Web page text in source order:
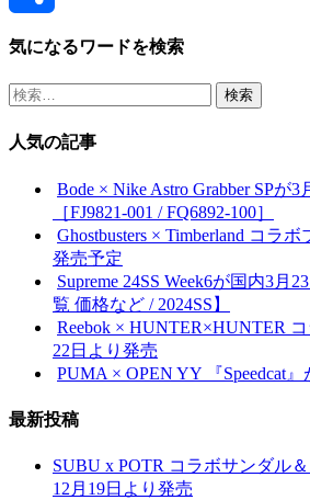
共
有
気になるワードを検索
検
人気の記事
Bode × Nike Astro Grabber SPが
［FJ9821-001 / FQ6892-100］
Ghostbusters × Timberland コラ
発売予定
Supreme 24SS Week6が国内3月
覧 価格など / 2024SS】
Reebok × HUNTER×HUNTER
22日より発売
PUMA × OPEN YY 『Speedcat
最新投稿
SUBU x POTR コラボサンダル
12月19日より発売